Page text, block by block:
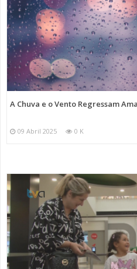
A Chuva e o Vento Regressam
09 Abril 2025 0 K